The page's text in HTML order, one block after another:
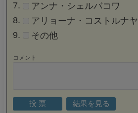
アンナ・シェルバコワ
アリョーナ・コストルナヤ
その他
コメント